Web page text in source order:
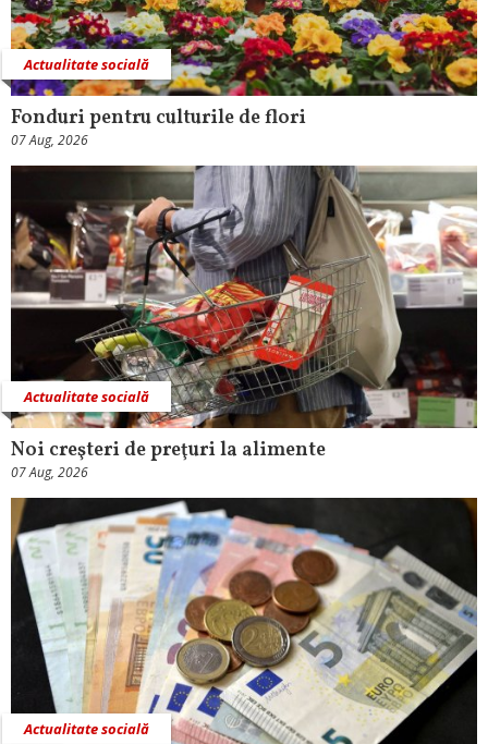
Actualitate socială
Fonduri pentru culturile de flori
07 Aug, 2026
Actualitate socială
Noi creşteri de preţuri la alimente
07 Aug, 2026
Actualitate socială